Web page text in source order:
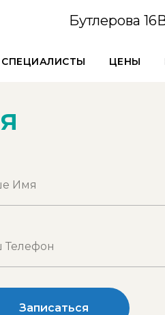
Бутлерова
СПЕЦИАЛИСТЫ ЦЕНЫ
Записаться